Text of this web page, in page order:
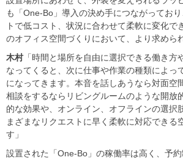
も「One-Bo」導入の決め手につながってお
トで低コスト、状況に合わせて柔軟に変化で
のオフィス空間づくりにおいて、より求めら
木村「時間と場所を自由に選択できる働き方
なってくると、次に仕事や作業の種類によっ
になってきます。本音を話しあうなら対面空
相談をするならリビングルームのような開放
的な効果や、オンライン、オフラインの選択
まざまなリクエストに早く柔軟に対応できる
す」
設置された「One-Bo」の稼働率は高く、予